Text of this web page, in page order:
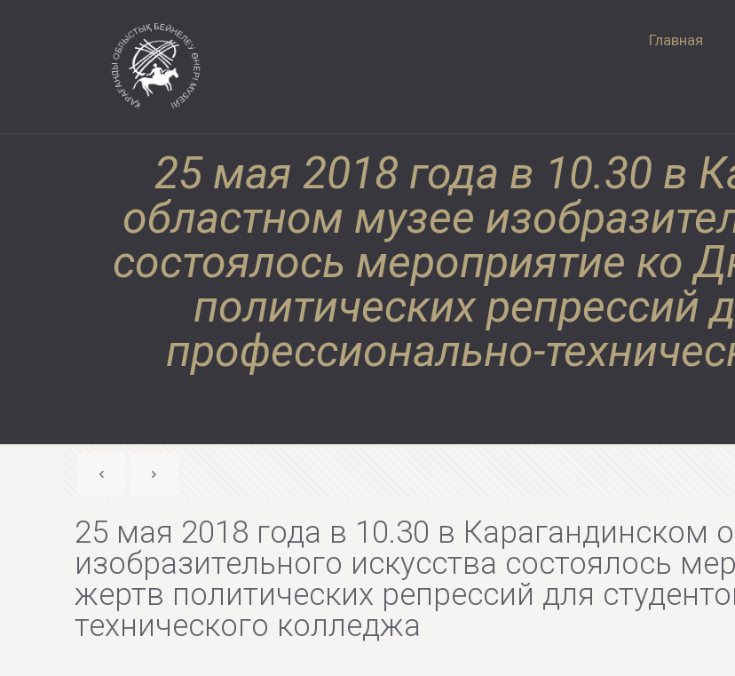
Главная
25 мая 2018 года в 10.30 в
областном музее
состоялось мероприятие ко
политических репрессий
профессионально-
25 мая 2018 года в 10.30 в Карагандинском
изобразительного искусства состоялось
жертв политических репрессий для
технического колледжа